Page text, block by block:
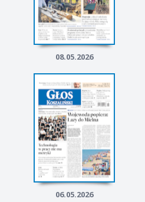
08.05.2026
06.05.2026